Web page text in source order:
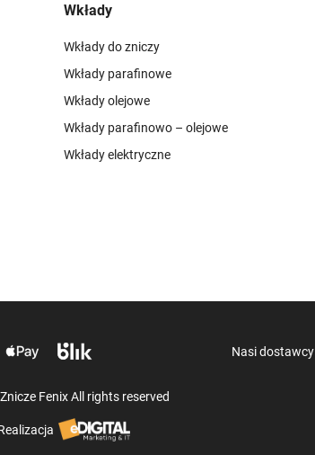
Wkłady
Wkłady do zniczy
Wkłady parafinowe
Wkłady olejowe
Wkłady parafinowo – olejowe
Wkłady elektryczne
Nasi dostawcy
Fenix All rights reserved